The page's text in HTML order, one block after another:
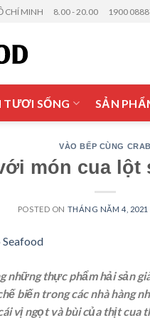
CHÍ MINH 8.00 - 20.00 1900
TƯƠI SỐNG SẢN
VÀO BẾP CÙNG CRAB
món cua lột
POSTED ON THÁNG NĂM 4, 2021
thực phẩm hải sản
biến trong các nhà hàng
vị ngọt và bùi của thịt